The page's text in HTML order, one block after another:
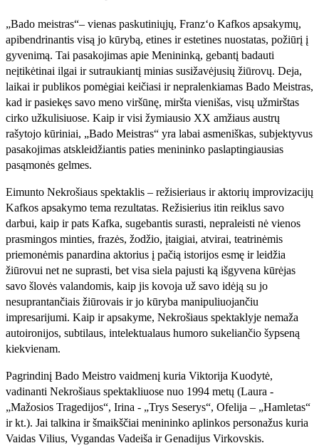
„Bado meistras“– vienas paskutiniųjų, Franz‘o Kafkos apsakymų,
apibendrinantis visą jo kūrybą, etines ir estetines nuostatas, požiūrį į
gyvenimą. Tai pasakojimas apie Menininką, gebantį badauti
neįtikėtinai ilgai ir sutraukiantį minias susižavėjusių žiūrovų. Deja,
laikai ir publikos pomėgiai keičiasi ir nepralenkiamas Bado Meistras,
kad ir pasiekęs savo meno viršūnę, miršta vienišas, visų užmirštas
cirko užkulisiuose. Kaip ir visi žymiausio XX amžiaus austrų
rašytojo kūriniai, „Bado Meistras“ yra labai asmeniškas, subjektyvus
pasakojimas atskleidžiantis paties menininko paslaptingiausias
pasąmonės gelmes.
Eimunto Nekrošiaus spektaklis – režisieriaus ir aktorių improvizacijų
Kafkos apsakymo tema rezultatas. Režisierius itin reiklus savo
darbui, kaip ir pats Kafka, sugebantis surasti, nepraleisti nė vienos
prasmingos minties, frazės, žodžio, įtaigiai, atvirai, teatrinėmis
priemonėmis panardina aktorius į pačią istorijos esmę ir leidžia
žiūrovui net ne suprasti, bet visa siela pajusti ką išgyvena kūrėjas
savo šlovės valandomis, kaip jis kovoja už savo idėją su jo
nesuprantančiais žiūrovais ir jo kūryba manipuliuojančiu
impresarijumi. Kaip ir apsakyme, Nekrošiaus spektaklyje nemaža
autoironijos, subtilaus, intelektualaus humoro sukeliančio šypseną
kiekvienam.
Pagrindinį Bado Meistro vaidmenį kuria Viktorija Kuodytė,
vadinanti Nekrošiaus spektakliuose nuo 1994 metų (Laura -
„Mažosios Tragedijos“, Irina - „Trys Seserys“, Ofelija – „Hamletas“
ir kt.). Jai talkina ir šmaikščiai menininko aplinkos personažus kuria
Vaidas Vilius, Vygandas Vadeiša ir Genadijus Virkovskis.